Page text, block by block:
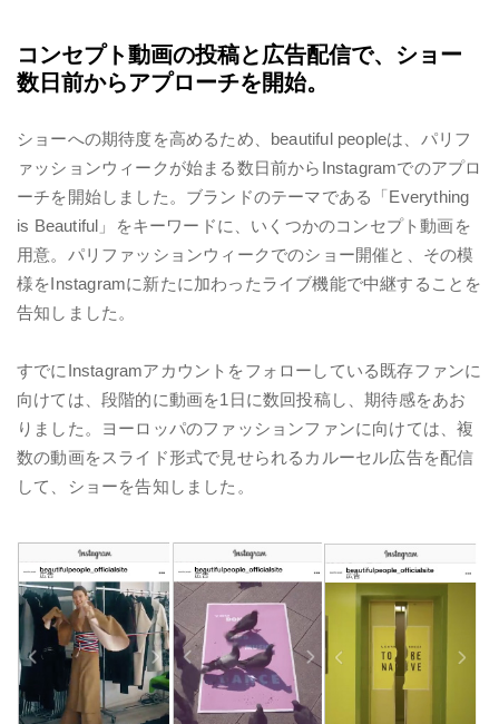
コンセプト動画の投稿と広告配信で、ショー
数日前からアプローチを開始。
ショーへの期待度を高めるため、 beautiful peopleは、パリフ
ァッションウィークが始まる数日前からInstagramでのアプロ
ーチを開始しました。ブランドのテーマである「Everything
is Beautiful」をキーワードに、いくつかのコンセプト動画を
用意。パリファッションウィークでのショー開催と、その模
様をInstagramに新たに加わったライブ機能で中継することを
告知しました。
すでにInstagramアカウントをフォローしている既存ファンに
向けては、段階的に動画を1日に数回投稿し、期待感をあお
りました。ヨーロッパのファッションファンに向けては、複
数の動画をスライド形式で見せられるカルーセル広告を配信
して、ショーを告知しました。